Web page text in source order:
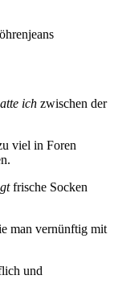
ich zwischen der
viel in Foren
frische Socken
man vernünftig mit
und